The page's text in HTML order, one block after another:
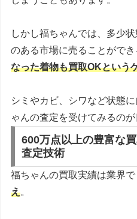
しかし福ちゃんでは、多少
のある市場に売ることがで
なった着物も買取OKという
シミやカビ、シワなど状態
ゃんの査定を受けてみるのが
600万点以上の豊富な
査定技術
福ちゃんの買取実績は業界
え。